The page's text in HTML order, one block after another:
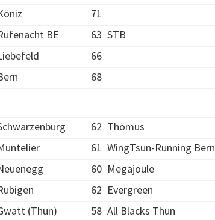
71
BE 63 STB
66
68
62 Thömus
61 WingTsun-Running Bern
60 Megajoule
62 Evergreen
(Thun) 58 All Blacks Thun